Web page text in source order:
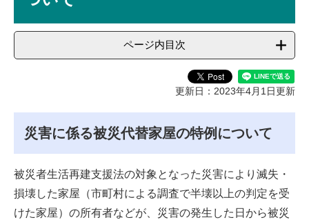
ページ内目次
更新日：2023年4月1日更新
災害に係る被災代替家屋の特例について
被災者生活再建支援法の対象となった災害により滅失・
損壊した家屋（市町村による調査で半壊以上の判定を受
けた家屋）の所有者などが、災害の発生した日から被災